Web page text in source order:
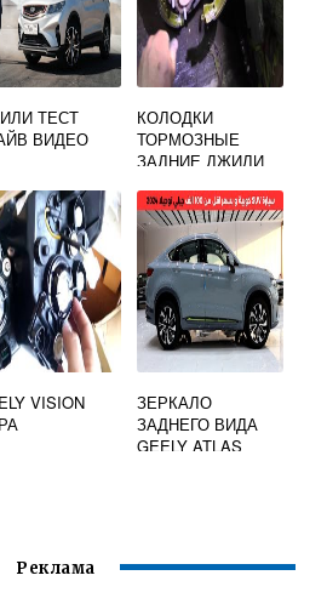
ТЕСТ
ВИДЕО
КОЛОДКИ
ТОРМОЗНЫЕ
ЗАДНИЕ ДЖИЛИ
АРТИКУЛ
VISION
ЗЕРКАЛО
ЗАДНЕГО ВИДА
GEELY ATLAS
Реклама